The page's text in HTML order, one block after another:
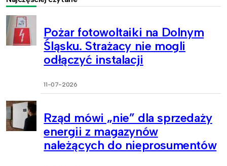
Pożar fotowoltaiki na Dolnym
Śląsku. Strażacy nie mogli
odłączyć instalacji
11-07-2026
Rząd mówi „nie” dla sprzedaży
energii z magazynów
należących do nieprosumentów